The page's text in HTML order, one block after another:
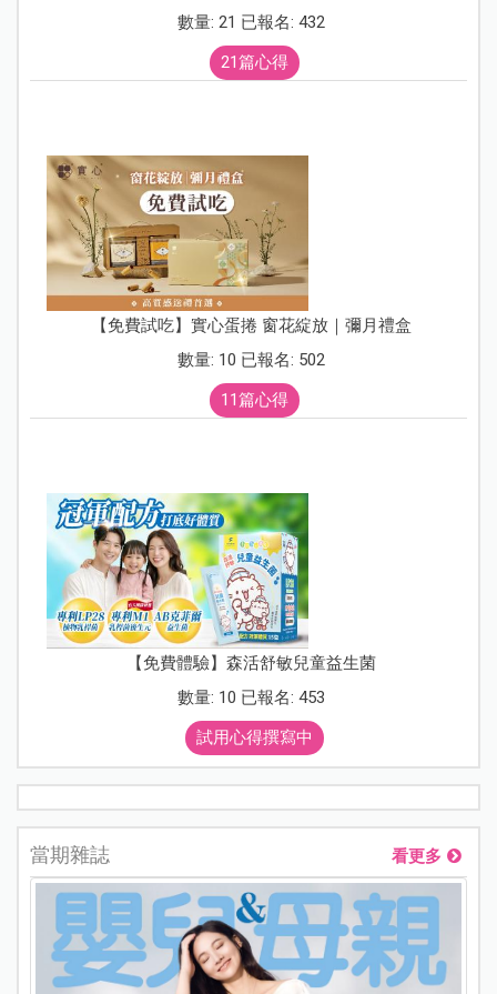
數量: 21 已報名: 432
21篇心得
【免費試吃】實心蛋捲 窗花綻放｜彌月禮盒
數量: 10 已報名: 502
11篇心得
【免費體驗】森活舒敏兒童益生菌
數量: 10 已報名: 453
試用心得撰寫中
當期雜誌 看更多